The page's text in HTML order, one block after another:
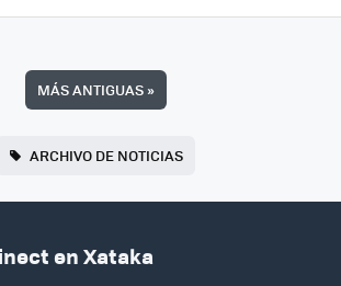
MÁS ANTIGUAS»
ARCHIVO DE NOTICIAS
en Xataka